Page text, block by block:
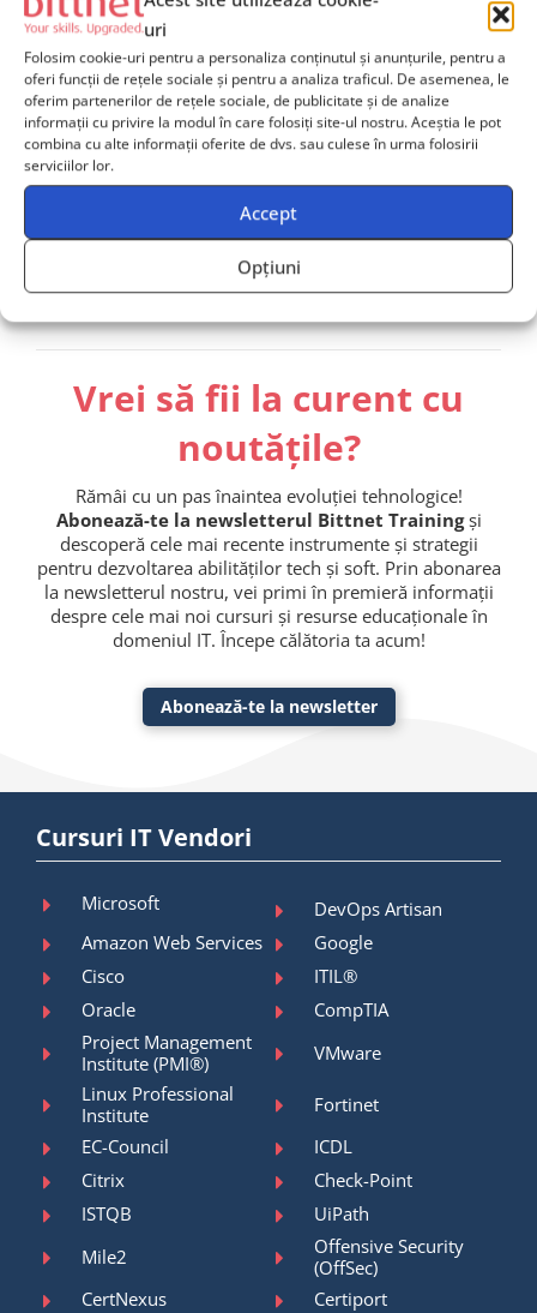
uri
Folosim cookie-uri pentru a personaliza conținutul și anunțurile, pentru a
oferi funcții de rețele sociale și pentru a analiza traficul. De asemenea, le
oferim partenerilor de rețele sociale, de publicitate și de analize
informații cu privire la modul în care folosiți site-ul nostru. Aceștia le pot
combina cu alte informații oferite de dvs. sau culese în urma folosirii
serviciilor lor.
Accept
Opțiuni
Contactează-ne
și solicită mai multe informații, iar unul
dintre consultanții noștri va reveni către tine în cel mai
scurt timp posibil și îți va oferisuport dedicat.
Contactează-ne
Vrei să fii la curent cu
noutățile?
Rămâi cu un pas înaintea evoluției tehnologice!
Abonează-te la newsletterul Bittnet Trainingși
descoperă cele mai recente instrumente și strategii
pentru dezvoltarea abilităților tech și soft. Prin abonarea
la newsletterul nostru, vei primi în premieră informații
despre cele mai noi cursuri și resurse educaționale în
domeniul IT. Începe călătoria ta acum!
Abonează-te la newsletter
Cursuri IT Vendori
Microsoft
DevOps Artisan
Amazon Web Services
Google
Cisco
ITIL®
Oracle
CompTIA
Project Management
Institute (PMI®)
VMware
Linux Professional
Institute
Fortinet
EC-Council
ICDL
Citrix
Check-Point
ISTQB
UiPath
Mile2
Offensive Security
(OffSec)
CertNexus
Certiport